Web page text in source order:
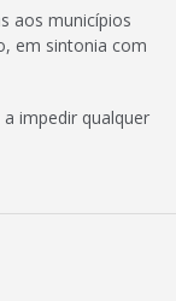
aos municípios
em sintonia com
impedir qualquer